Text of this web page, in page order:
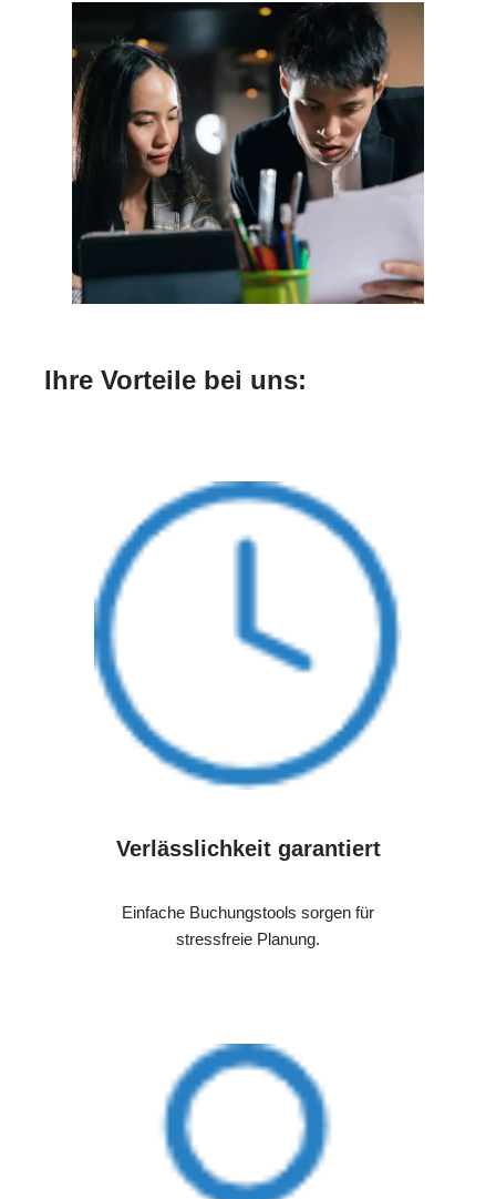
Ihre Vorteile bei uns:
Verlässlichkeit garantiert
Einfache Buchungstools sorgen für
stressfreie Planung.